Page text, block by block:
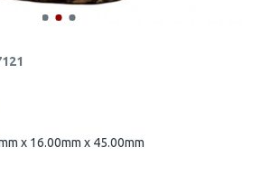
x 16.00mm x 45.00mm